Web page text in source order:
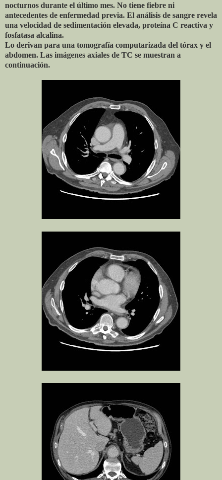
nocturnos durante el último mes. No tiene fiebre ni
antecedentes de enfermedad previa. El análisis de sangre revela
una velocidad de sedimentación elevada, proteína C reactiva y
fosfatasa alcalina.
Lo derivan para una tomografía computarizada del tórax y el
abdomen. Las imágenes axiales de TC se muestran a
continuación.